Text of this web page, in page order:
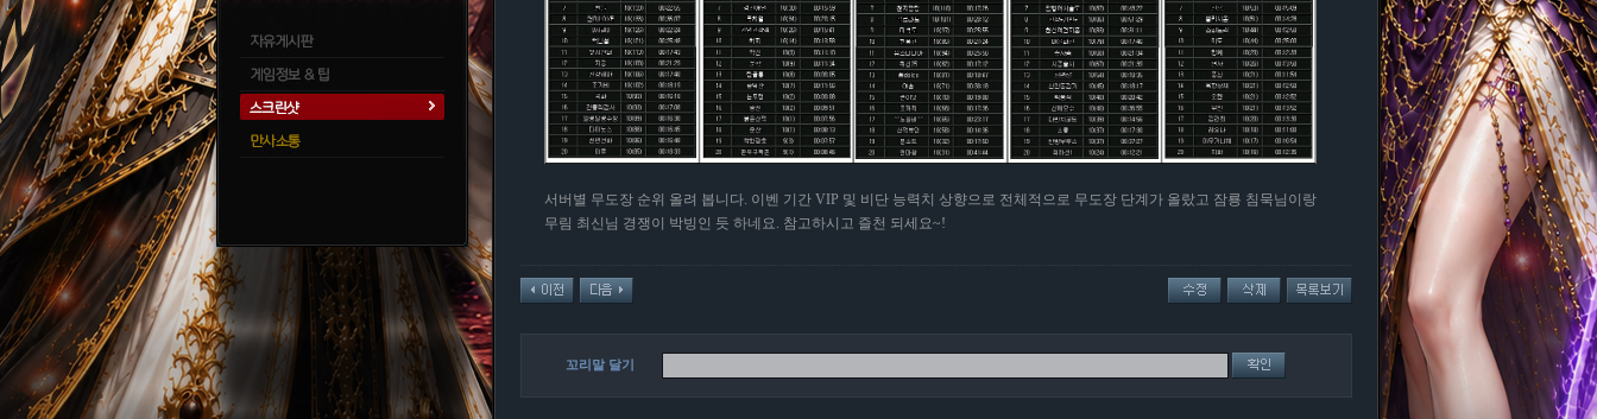
서버별 무도장 순위 올려 봅니다. 이벤 기간 VIP 및 비단 능력치 상향으로 전체적으로 무도장 단계가 올랐고 잠룡 침묵님이랑
무림 최신님 경쟁이 박빙인 듯 하네요. 참고하시고 즐천 되세요~!